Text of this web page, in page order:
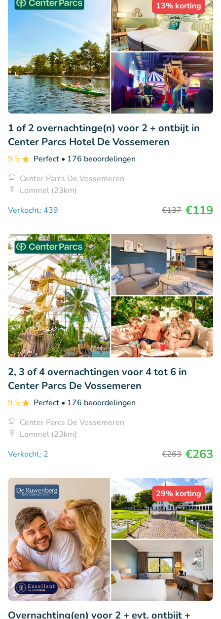
13% korting
1 of 2 overnachtinge(n) voor 2 + ontbijt in
Center Parcs Hotel De Vossemeren
9.5 Perfect • 176 beoordelingen
Center Parcs De Vossemeren
Lommel (23km)
Verkocht: 439
€137 €119
2, 3 of 4 overnachtingen voor 4 tot 6 in
Center Parcs De Vossemeren
9.5 Perfect • 176 beoordelingen
Center Parcs De Vossemeren
Lommel (23km)
Verkocht: 2
€263 €263
29% korting
Overnachting(en) voor 2 + evt. ontbijt +